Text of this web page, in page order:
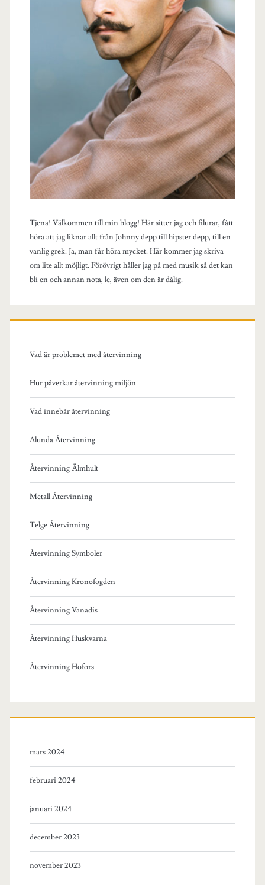
Tjena! Välkommen till min blogg! Här sitter jag och filurar, fått
höra att jag liknar allt från Johnny depp till hipster depp, till en
vanlig grek. Ja, man får höra mycket. Här kommer jag skriva
om lite allt möjligt. Förövrigt håller jag på med musik så det kan
bli en och annan nota, le, även om den är dålig.
Vad är problemet med återvinning
Hur påverkar återvinning miljön
Vad innebär återvinning
Alunda Återvinning
Återvinning Älmhult
Metall Återvinning
Telge Återvinning
Återvinning Symboler
Återvinning Kronofogden
Återvinning Vanadis
Återvinning Huskvarna
Återvinning Hofors
mars 2024
februari 2024
januari 2024
december 2023
november 2023